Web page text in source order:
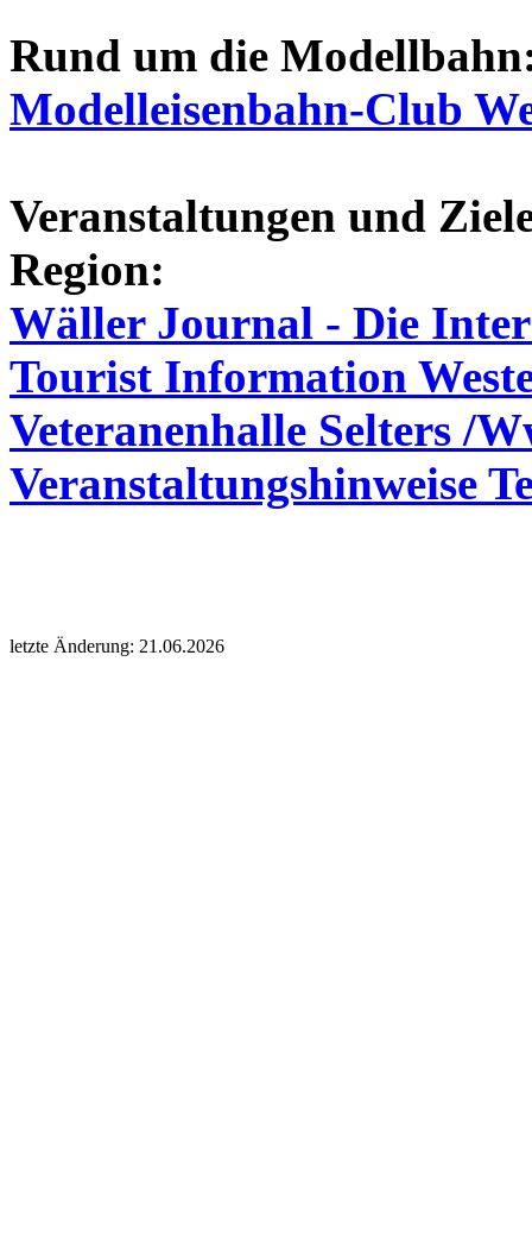
Rund um die
Modelleisenbahn-Club
Veranstaltungen und
Region:
Wäller Journal - Die
Tourist Information
Veteranenhalle Selters /
Veranstaltungshinweise
letzte Änderung: 21.06.2026